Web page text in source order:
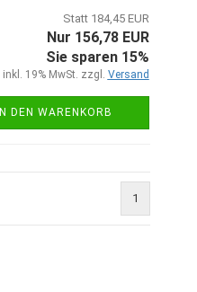
Statt 184,45 EUR
Nur 156,78 EUR
Sie sparen 15%
inkl. 19% MwSt. zzgl. Versand
IN DEN WARENKORB
1